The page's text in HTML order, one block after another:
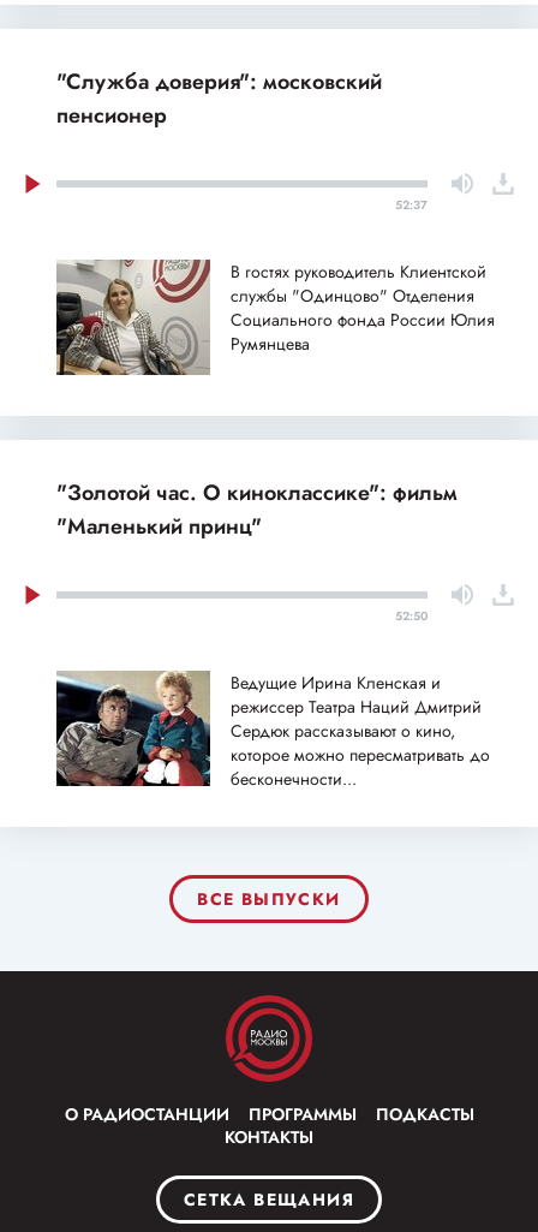
"Служба доверия": московский
пенсионер
52:37
В гостях руководитель Клиентской
службы "Одинцово" Отделения
Социального фонда России Юлия
Румянцева
"Золотой час. О киноклассике": фильм
"Маленький принц"
52:50
Ведущие Ирина Кленская и
режиссер Театра Наций Дмитрий
Сердюк рассказывают о кино,
которое можно пересматривать до
бесконечности...
ВСЕ ВЫПУСКИ
О РАДИОСТАНЦИИ ПРОГРАММЫ
ПОДКАСТЫ
КОНТАКТЫ
СЕТКА ВЕЩАНИЯ